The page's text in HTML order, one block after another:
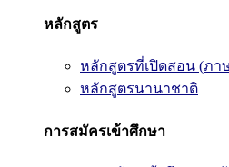
หลักสูตร
หลักสูตรที่เปิดสอน (ภา
หลักสูตรนานาชาติ
การสมัครเข้าศึกษา